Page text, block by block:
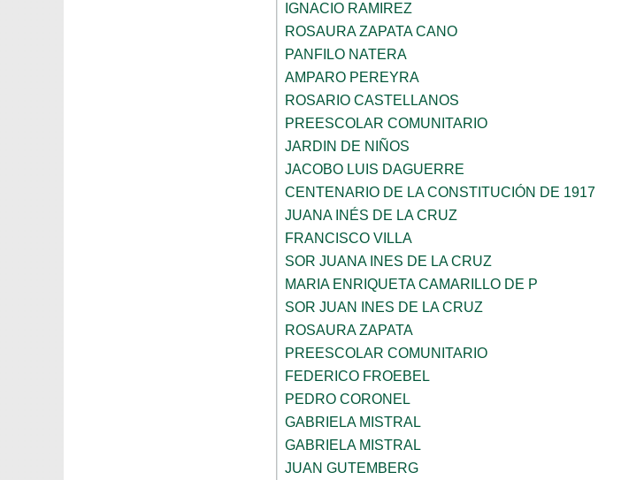
IGNACIO RAMIREZ
ROSAURA ZAPATA CANO
PANFILO NATERA
AMPARO PEREYRA
ROSARIO CASTELLANOS
PREESCOLAR COMUNITARIO
JARDIN DE NIÑOS
JACOBO LUIS DAGUERRE
CENTENARIO DE LA CONSTITUCIÓN DE 1917
JUANA INÉS DE LA CRUZ
FRANCISCO VILLA
SOR JUANA INES DE LA CRUZ
MARIA ENRIQUETA CAMARILLO DE P
SOR JUAN INES DE LA CRUZ
ROSAURA ZAPATA
PREESCOLAR COMUNITARIO
FEDERICO FROEBEL
PEDRO CORONEL
GABRIELA MISTRAL
GABRIELA MISTRAL
JUAN GUTEMBERG